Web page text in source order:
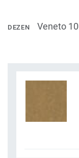
DEZEN Veneto